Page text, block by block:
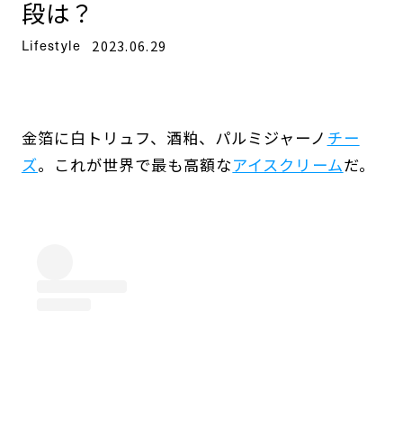
段は？
Lifestyle 2023.06.29
金箔に白トリュフ、酒粕、パルミジャーノ チー
ズ。これが世界で最も高額なアイスクリームだ。